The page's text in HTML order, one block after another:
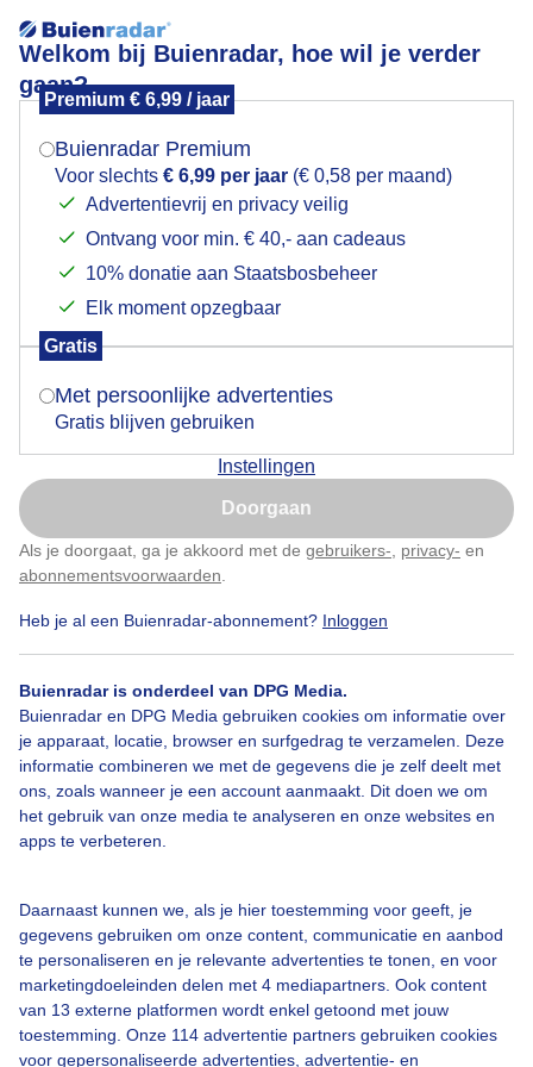
Welkom bij Buienradar, hoe wil je verder
gaan?
Premium € 6,99 / jaar
Buienradar Premium
Voor slechts € 6,99 per jaar (€ 0,58 per maand)
Advertentievrij en privacy veilig
Ontvang voor min. € 40,- aan cadeaus
10% donatie aan Staatsbosbeheer
Elk moment opzegbaar
Gratis
Met persoonlijke advertenties
Gratis blijven gebruiken
Instellingen
Doorgaan
Als je doorgaat, ga je akkoord met de gebruikers- privacy- en
abonnementsvoorwaarden
Heb je al een Buienradar-abonnement? Inloggen
Buienradar is onderdeel van DPG Media.
Buienradar en DPG Media gebruiken cookies om informatie over
je apparaat, locatie, browser en surfgedrag te verzamelen. Deze
informatie combineren we met de gegevens die je zelf deelt met
ons, zoals wanneer je een account aanmaakt. Dit doen we om
het gebruik van onze media te analyseren en onze websites en
apps te verbeteren.
Daarnaast kunnen we, als je hier toestemming voor geeft, je
gegevens gebruiken om onze content, communicatie en aanbod
te personaliseren en je relevante advertenties te tonen, en voor
marketingdoeleinden delen met 4 mediapartners. Ook content
van 13 externe platformen wordt enkel getoond met jouw
toestemming. Onze 114 advertentie partners gebruiken cookies
voor gepersonaliseerde advertenties, advertentie- en
aangenaamwarm
Een moment geduld aub...
Populaire categorieën
Lente
Zomer
Over Buienradar
Bedrijfsgegevens
Veelgestelde vragen
Contact
Toegankelijkheid
Buienradar Team
Privacy beleid
Cookie beleid
Privacy instellingen
Mogen we je locatie gebruiken voor het
Indien je hier nog geen akkoord op hebt gegeven,
verschijnt er zo een pop-up uit je browser waarin
Is goed, toon de popup
Nu niet, misschien later
Klik hierom dit aan te passen